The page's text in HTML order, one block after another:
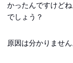
かったんですけど
でしょう？
原因は分かりません